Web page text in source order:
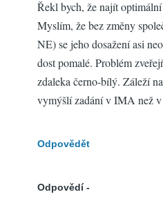
Řekl bych, že najít
Myslím, že bez změny
NE) se jeho dosažení asi
dost pomalé. Problém
zdaleka černo-bílý. Záleží
vymýšlí zadání v IMA než
Odpovědět
Odpovědí